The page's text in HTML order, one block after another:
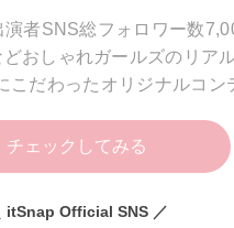
者SNS総フォロワー数
おしゃれガールズのリア
こだわったオリジナルコン
チェックしてみる
itSnap Official SNS ／